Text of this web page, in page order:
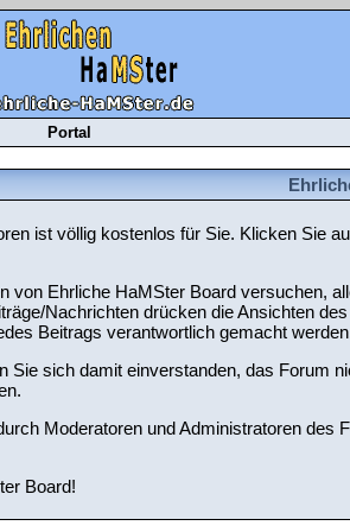
Portal
ist völlig kostenlos für Sie. Klicken Sie
von Ehrliche HaMSter Board versuchen,
Nachrichten drücken die Ansichten
Beitrags verantwortlich gemacht
Sie sich damit einverstanden, das Forum
Moderatoren und Administratoren
Board!